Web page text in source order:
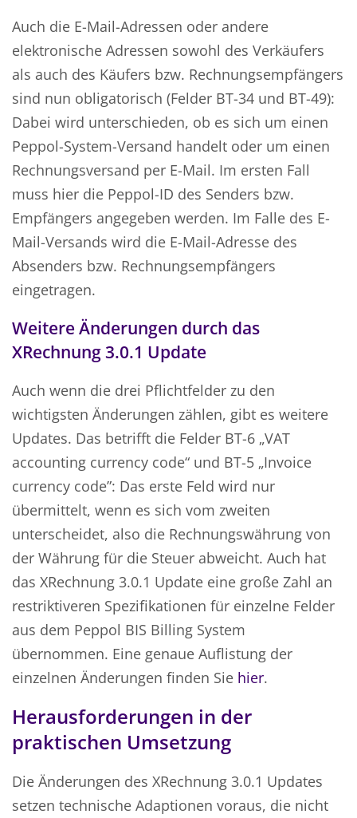
Auch die E-Mail-Adressen oder andere
elektronische Adressen sowohl des Verkäufers
als auch des Käufers bzw. Rechnungsempfängers
sind nun obligatorisch (Felder BT-34 und BT-49):
Dabei wird unterschieden, ob es sich um einen
Peppol-System-Versand handelt oder um einen
Rechnungsversand per E-Mail. Im ersten Fall
muss hier die Peppol-ID des Senders bzw.
Empfängers angegeben werden. Im Falle des E-
Mail-Versands wird die E-Mail-Adresse des
Absenders bzw. Rechnungsempfängers
eingetragen.
Weitere Änderungen durch das
XRechnung 3.0.1 Update
Auch wenn die drei Pflichtfelder zu den
wichtigsten Änderungen zählen, gibt es weitere
Updates. Das betrifft die Felder BT-6 „VAT
accounting currency code“ und BT-5 „Invoice
currency code”: Das erste Feld wird nur
übermittelt, wenn es sich vom zweiten
unterscheidet, also die Rechnungswährung von
der Währung für die Steuer abweicht. Auch hat
das XRechnung 3.0.1 Update eine große Zahl an
restriktiveren Spezifikationen für einzelne Felder
aus dem Peppol BIS Billing System
übernommen. Eine genaue Auflistung der
einzelnen Änderungen finden Sie hier.
Herausforderungen in der
praktischen Umsetzung
Die Änderungen des XRechnung 3.0.1 Updates
setzen technische Adaptionen voraus, die nicht